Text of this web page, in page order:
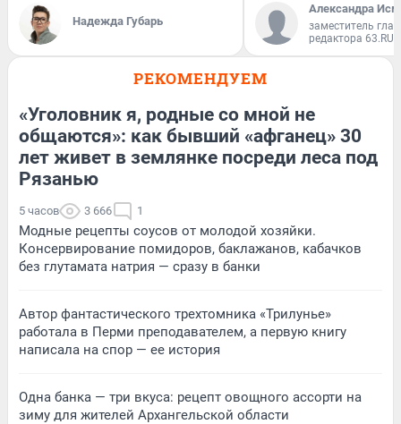
Надежда Губарь
Александра
заместитель
редактора 63.RU
РЕКОМЕНДУЕМ
«Уголовник я, родные со мной не
общаются»: как бывший «афганец» 30
лет живет в землянке посреди леса под
Рязанью
5 часов 3 666 1
Модные рецепты соусов от молодой хозяйки.
Консервирование помидоров, баклажанов, кабачков
без глутамата натрия — сразу в банки
Автор фантастического трехтомника «Трилунье»
работала в Перми преподавателем, а первую книгу
написала на спор — ее история
Одна банка — три вкуса: рецепт овощного ассорти на
зиму для жителей Архангельской области